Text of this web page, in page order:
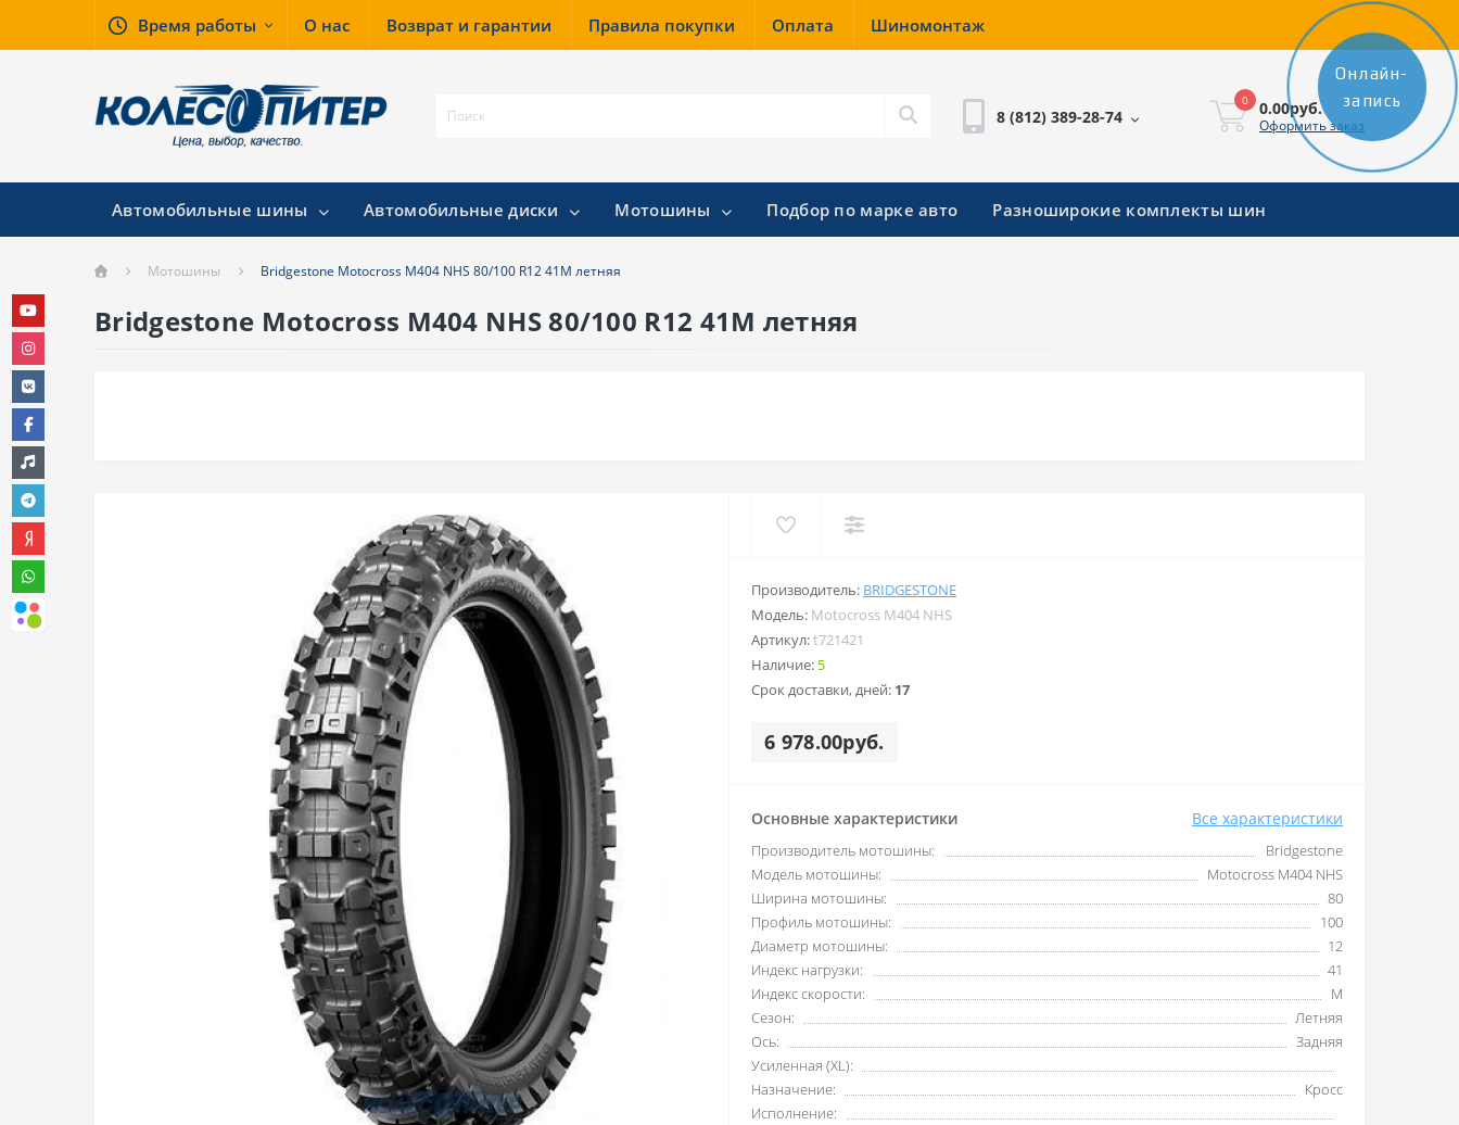
Время работы О нас Возврат и гарантии Правила покупки Оплата Шиномонтаж
8 (812) 389-28-74
0 0.00руб.
Оформить заказ
Автомобильные шины Автомобильные диски Мотошины Подбор по марке авто Разноширокие комплекты шин
Мотошины Bridgestone Motocross M404 NHS 80/100 R12 41M летняя
Bridgestone Motocross M404 NHS 80/100 R12 41M летняя
Производитель: BRIDGESTONE
Модель: Motocross M404 NHS
Артикул:t721421
Наличие: 5
Срок доставки, дней: 17
6 978.00руб.
Основные характеристики Все характеристики
Производитель мотошины:
Bridgestone
Модель мотошины:
Motocross M404 NHS
Ширина мотошины:
80
Профиль мотошины:
100
Диаметр мотошины:
12
Индекс нагрузки:
41
Индекс скорости:
M
Сезон:
Летняя
Ось:
Задняя
Усиленная (XL):
Назначение:
Кросс
Исполнение:
Онлайн-
запись